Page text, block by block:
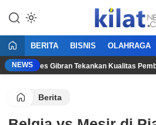
KilatNews.co
Mencerdaskan Anak
BERITA BISNIS OLAHRAGA
NEWS
Wapres Gibran Tekankan Kualitas
Berita